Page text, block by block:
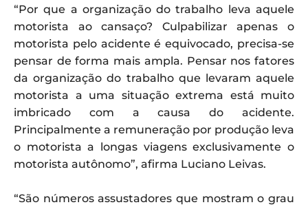
“Por que a organização do trabalho leva aquele
motorista ao cansaço? Culpabilizar apenas o
motorista pelo acidente é equivocado, precisa-se
pensar de forma mais ampla. Pensar nos fatores
da organização do trabalho que levaram aquele
motorista a uma situação extrema está muito
imbricado com a causa do acidente.
Principalmente a remuneração por produção leva
o motorista a longas viagens exclusivamente o
motorista autônomo”, afirma Luciano Leivas.
“São números assustadores que mostram o grau